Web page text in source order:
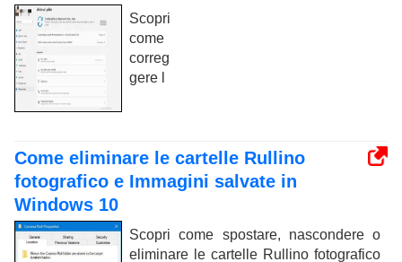
Scopri
come
correg
gere l
Come eliminare le cartelle Rullino
fotografico e Immagini salvate in
Windows 10
Scopri come spostare, nascondere o
eliminare le cartelle Rullino fotografico